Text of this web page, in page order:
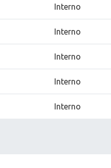
Interno
Interno
Interno
Interno
Interno